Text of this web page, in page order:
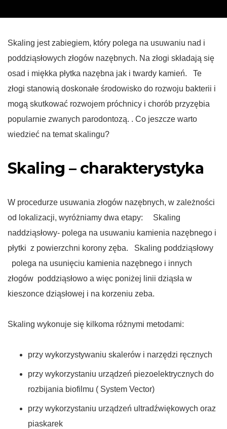
Skaling jest zabiegiem, który polega na usuwaniu nad i
poddziąsłowych złogów nazębnych. Na złogi składają się
osad i miękka płytka nazębna jak i twardy kamień. Te
złogi stanowią doskonałe środowisko do rozwoju bakterii i
mogą skutkować rozwojem próchnicy i chorób przyzębia
popularnie zwanych parodontozą. . Co jeszcze warto
wiedzieć na temat skalingu?
Skaling – charakterystyka
W procedurze usuwania złogów nazębnych, w zależności
od lokalizacji, wyróżniamy dwa etapy: Skaling
naddziąsłowy- polega na usuwaniu kamienia nazębnego i
płytki z powierzchni korony zęba. Skaling poddziąsłowy
polega na usunięciu kamienia nazębnego i innych
złogów poddziąsłowo a więc poniżej linii dziąsła w
kieszonce dziąsłowej i na korzeniu zeba.
Skaling wykonuje się kilkoma różnymi metodami:
przy wykorzystywaniu skalerów i narzędzi ręcznych
przy wykorzystaniu urządzeń piezoelektrycznych do
rozbijania biofilmu ( System Vector)
przy wykorzystaniu urządzeń ultradźwiękowych oraz
piaskarek